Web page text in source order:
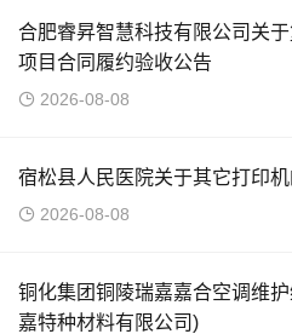
合肥睿昇智慧科技有限公司关
项目合同履约验收公告
2026-08-08
宿松县人民医院关于其它打印
2026-08-08
铜化集团铜陵瑞嘉嘉合空调维
嘉特种材料有限公司)